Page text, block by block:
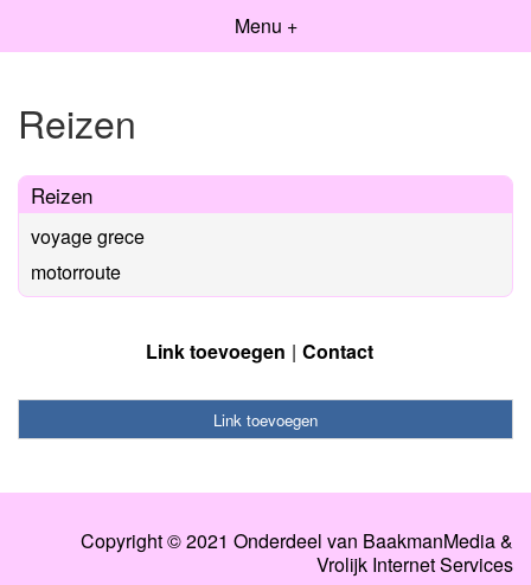
Menu +
Reizen
Reizen
voyage grece
motorroute
Link toevoegen Contact
Link toevoegen
Copyright © 2021 Onderdeel van BaakmanMedia&
Vrolijk Internet Services